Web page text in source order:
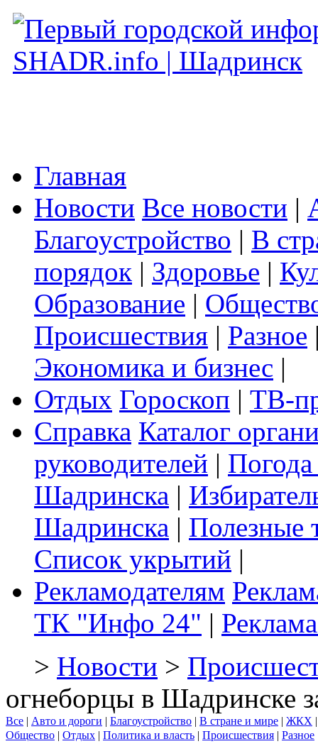
Главная
Новости Все новости |
Благоустройство | В
порядок | Здоровье |
Образование |
Происшествия | Разное
Экономика и бизнес |
Отдых Гороскоп | ТВ-
Справка Каталог
руководителей |
Шадринска |
Шадринска | Полезные
Список укрытий |
Рекламодателям
ТК "Инфо 24" |
> Новости >
огнеборцы в Шадринске
Все | Авто и дороги | Благоустройство | В стране и мире | ЖКХ
Общество | Отдых | Политика и власть | Происшествия | Разное